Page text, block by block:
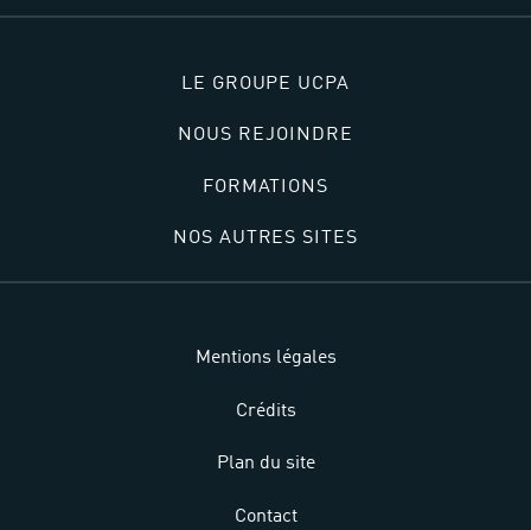
LE GROUPE UCPA
NOUS REJOINDRE
FORMATIONS
NOS AUTRES SITES
Mentions légales
Crédits
Plan du site
Contact